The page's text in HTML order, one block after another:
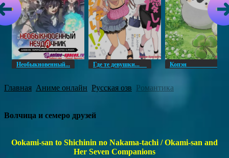
Необыкновенный... Где те девушки... Копэн
Главная Аниме онлайн Русская озв Романтика
Волчица и семеро друзей
Ookami-san to Shichinin no Nakama-tachi / Okami-san and
Her Seven Companions